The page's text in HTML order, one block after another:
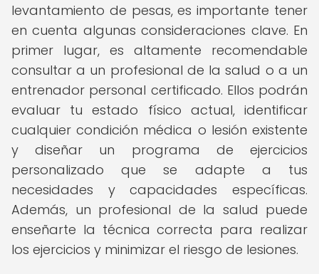
levantamiento de pesas, es importante tener
en cuenta algunas consideraciones clave. En
primer lugar, es altamente recomendable
consultar a un profesional de la salud o a un
entrenador personal certificado. Ellos podrán
evaluar tu estado físico actual, identificar
cualquier condición médica o lesión existente
y diseñar un programa de ejercicios
personalizado que se adapte a tus
necesidades y capacidades específicas.
Además, un profesional de la salud puede
enseñarte la técnica correcta para realizar
los ejercicios y minimizar el riesgo de lesiones.